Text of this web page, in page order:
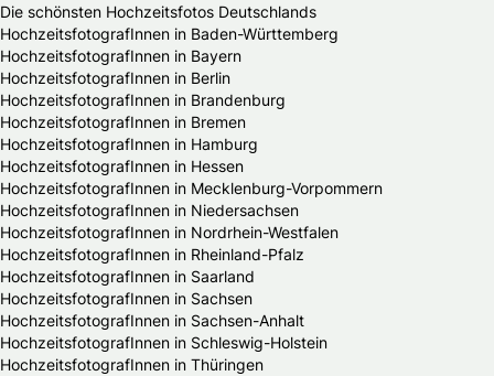
Die schönsten Hochzeitsfotos Deutschlands
HochzeitsfotografInnen in Baden-Württemberg
HochzeitsfotografInnen in Bayern
HochzeitsfotografInnen in Berlin
HochzeitsfotografInnen in Brandenburg
HochzeitsfotografInnen in Bremen
HochzeitsfotografInnen in Hamburg
HochzeitsfotografInnen in Hessen
HochzeitsfotografInnen in Mecklenburg-Vorpommern
HochzeitsfotografInnen in Niedersachsen
HochzeitsfotografInnen in Nordrhein-Westfalen
HochzeitsfotografInnen in Rheinland-Pfalz
HochzeitsfotografInnen in Saarland
HochzeitsfotografInnen in Sachsen
HochzeitsfotografInnen in Sachsen-Anhalt
HochzeitsfotografInnen in Schleswig-Holstein
HochzeitsfotografInnen in Thüringen